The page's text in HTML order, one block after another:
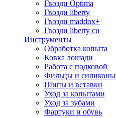
Гвозди Optima
Гвозди liberty
Гвозди maddox+
Гвозди liberty cu
Инструменты
Обработка копыта
Ковка лошади
Работа с подковой
Фильцы и силиконы
Шипы и вставки
Уход за копытами
Уход за зубами
Фартуки и обувь